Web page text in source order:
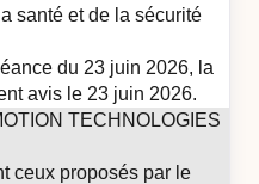
santé et de la sécurité
du 23 juin 2026, la
avis le 23 juin 2026.
TECHNOLOGIES
ceux proposés par le